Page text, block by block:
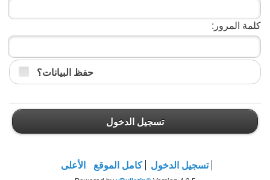
كلمة المرور:
حفظ البيانات؟
تسجيل الدخول
تسجيل الدخول كامل الموقع الأعلى